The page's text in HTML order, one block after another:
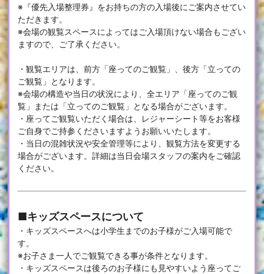
※『優先入場整理券』をお持ちの方の入場後にご案内させてい
ただきます。
※会場の観覧スペースによってはご入場頂けない場合もござい
ますので、ご了承ください。
・観覧エリアは、前方「座ってのご観覧」、後方「立っての
ご観覧」となります。
※会場の構造や当日の状況により、全エリア「座ってのご観
覧」または「立ってのご観覧」となる場合がございます。
・座ってご観覧いただく場合は、レジャーシート等をお客様
ご自身でご持参くださいますようお願いいたします。
・当日の混雑状況や安全管理等により、観覧方法を変更する
場合がございます。詳細は当日会場スタッフの案内をご確認
ください。
■キッズスペースについて
・キッズスペースへは小学生までのお子様がご入場可能で
す。
※お子さま一人でご観覧できる事が条件となります。
・キッズスペースは後ろのお子様にも見やすいよう座ってご